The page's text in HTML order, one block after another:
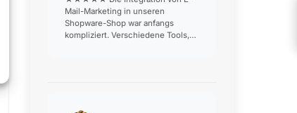
Mail-Marketing in unseren
Shopware-Shop war anfangs
kompliziert. Verschiedene Tools,